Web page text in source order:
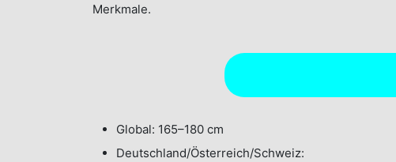
Merkmale.
Global: 165–180 cm
Deutschland/Österreich/Schweiz: